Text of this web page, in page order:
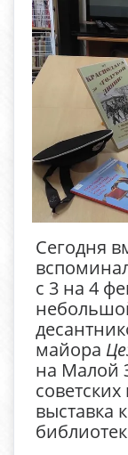
Сегодня
с 3 на 4
майора
на Малой
выставка